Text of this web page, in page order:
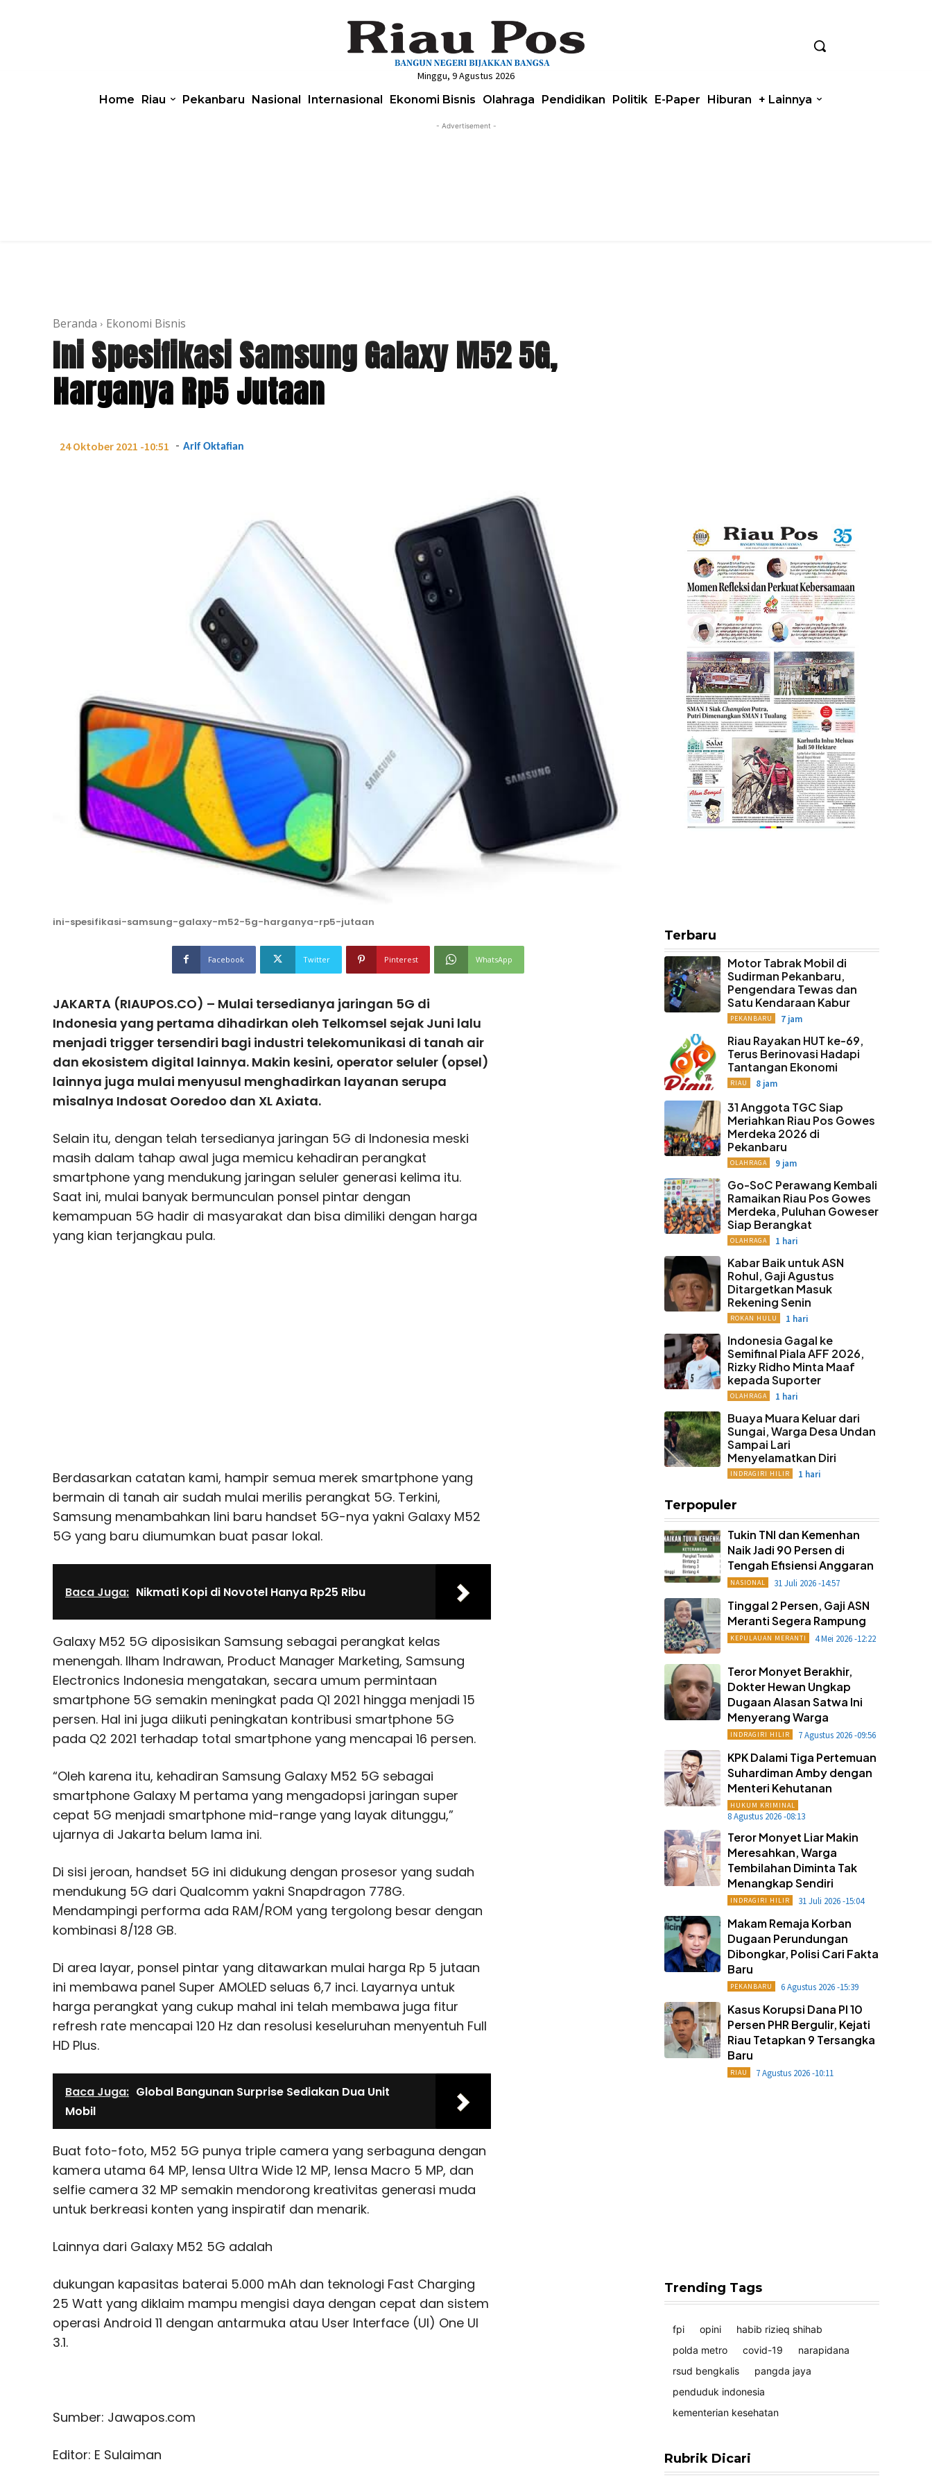
Minggu, 9 Agustus 2026
Home Riau Pekanbaru Nasional Internasional Ekonomi Bisnis Olahraga Pendidikan Politik E-Paper Hiburan + Lainnya
- Advertisement -
Beranda Ekonomi Bisnis
Ini Spesifikasi Samsung Galaxy M52 5G,
Harganya Rp5 Jutaan
24 Oktober 2021 -10:51 - Arif Oktafian
ini-spesifikasi-samsung-galaxy-m52-5g-harganya-rp5-jutaan
Facebook Twitter Pinterest WhatsApp
JAKARTA (RIAUPOS.CO) – Mulai tersedianya jaringan 5G di
Indonesia yang pertama dihadirkan oleh Telkomsel sejak Juni lalu
menjadi trigger tersendiri bagi industri telekomunikasi di tanah air
dan ekosistem digital lainnya. Makin kesini, operator seluler (opsel)
lainnya juga mulai menyusul menghadirkan layanan serupa
misalnya Indosat Ooredoo dan XL Axiata.
Selain itu, dengan telah tersedianya jaringan 5G di Indonesia meski
masih dalam tahap awal juga memicu kehadiran perangkat
smartphone yang mendukung jaringan seluler generasi kelima itu.
Saat ini, mulai banyak bermunculan ponsel pintar dengan
kemampuan 5G hadir di masyarakat dan bisa dimiliki dengan harga
yang kian terjangkau pula.
Berdasarkan catatan kami, hampir semua merek smartphone yang
bermain di tanah air sudah mulai merilis perangkat 5G. Terkini,
Samsung menambahkan lini baru handset 5G-nya yakni Galaxy M52
5G yang baru diumumkan buat pasar lokal.
Baca Juga: Nikmati Kopi di Novotel Hanya Rp25 Ribu
Galaxy M52 5G diposisikan Samsung sebagai perangkat kelas
menengah. Ilham Indrawan, Product Manager Marketing, Samsung
Electronics Indonesia mengatakan, secara umum permintaan
smartphone 5G semakin meningkat pada Q1 2021 hingga menjadi 15
persen. Hal ini juga diikuti peningkatan kontribusi smartphone 5G
pada Q2 2021 terhadap total smartphone yang mencapai 16 persen.
“Oleh karena itu, kehadiran Samsung Galaxy M52 5G sebagai
smartphone Galaxy M pertama yang mengadopsi jaringan super
cepat 5G menjadi smartphone mid-range yang layak ditunggu,”
ujarnya di Jakarta belum lama ini.
Di sisi jeroan, handset 5G ini didukung dengan prosesor yang sudah
mendukung 5G dari Qualcomm yakni Snapdragon 778G.
Mendampingi performa ada RAM/ROM yang tergolong besar dengan
kombinasi 8/128 GB.
Di area layar, ponsel pintar yang ditawarkan mulai harga Rp 5 jutaan
ini membawa panel Super AMOLED seluas 6,7 inci. Layarnya untuk
harga perangkat yang cukup mahal ini telah membawa juga fitur
refresh rate mencapai 120 Hz dan resolusi keseluruhan menyentuh Full
HD Plus.
Baca Juga: Global Bangunan Surprise Sediakan Dua Unit
Mobil
Buat foto-foto, M52 5G punya triple camera yang serbaguna dengan
kamera utama 64 MP, lensa Ultra Wide 12 MP, lensa Macro 5 MP, dan
selfie camera 32 MP semakin mendorong kreativitas generasi muda
untuk berkreasi konten yang inspiratif dan menarik.
Lainnya dari Galaxy M52 5G adalah
dukungan kapasitas baterai 5.000 mAh dan teknologi Fast Charging
25 Watt yang diklaim mampu mengisi daya dengan cepat dan sistem
operasi Android 11 dengan antarmuka atau User Interface (UI) One UI
3.1.
Sumber: Jawapos.com
Editor: E Sulaiman
Terbaru
Motor Tabrak Mobil di
Sudirman Pekanbaru,
Pengendara Tewas dan
Satu Kendaraan Kabur
PEKANBARU 7 jam
Riau Rayakan HUT ke-69,
Terus Berinovasi Hadapi
Tantangan Ekonomi
RIAU 8 jam
31 Anggota TGC Siap
Meriahkan Riau Pos Gowes
Merdeka 2026 di
Pekanbaru
OLAHRAGA 9 jam
Go-SoC Perawang Kembali
Ramaikan Riau Pos Gowes
Merdeka, Puluhan Goweser
Siap Berangkat
OLAHRAGA 1 hari
Kabar Baik untuk ASN
Rohul, Gaji Agustus
Ditargetkan Masuk
Rekening Senin
ROKAN HULU 1 hari
Indonesia Gagal ke
Semifinal Piala AFF 2026,
Rizky Ridho Minta Maaf
kepada Suporter
OLAHRAGA 1 hari
Buaya Muara Keluar dari
Sungai, Warga Desa Undan
Sampai Lari
Menyelamatkan Diri
INDRAGIRI HILIR 1 hari
Terpopuler
Tukin TNI dan Kemenhan
Naik Jadi 90 Persen di
Tengah Efisiensi Anggaran
NASIONAL 31 Juli 2026 -14:57
Tinggal 2 Persen, Gaji ASN
Meranti Segera Rampung
KEPULAUAN MERANTI 4 Mei 2026 -12:22
Teror Monyet Berakhir,
Dokter Hewan Ungkap
Dugaan Alasan Satwa Ini
Menyerang Warga
INDRAGIRI HILIR 7 Agustus 2026 -09:56
KPK Dalami Tiga Pertemuan
Suhardiman Amby dengan
Menteri Kehutanan
HUKUM KRIMINAL
8 Agustus 2026 -08:13
Teror Monyet Liar Makin
Meresahkan, Warga
Tembilahan Diminta Tak
Menangkap Sendiri
INDRAGIRI HILIR 31 Juli 2026 -15:04
Makam Remaja Korban
Dugaan Perundungan
Dibongkar, Polisi Cari Fakta
Baru
PEKANBARU 6 Agustus 2026 -15:39
Kasus Korupsi Dana PI 10
Persen PHR Bergulir, Kejati
Riau Tetapkan 9 Tersangka
Baru
RIAU 7 Agustus 2026 -10:11
Trending Tags
fpi opini
habib rizieq shihab
polda metro
covid-19
narapidana
rsud bengkalis
pangda jaya
penduduk indonesia
kementerian kesehatan
Rubrik Dicari